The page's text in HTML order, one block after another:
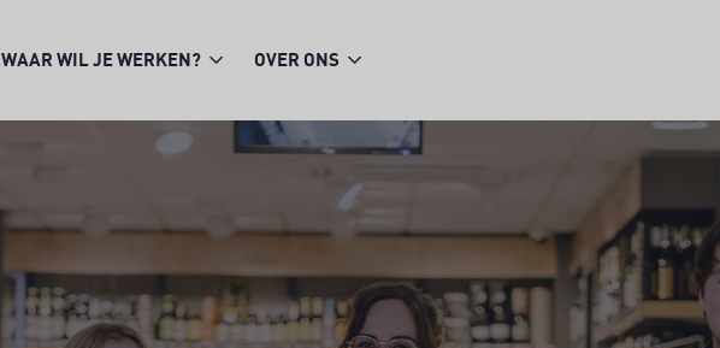
WAAR WIL JE WERKEN? OVER ONS